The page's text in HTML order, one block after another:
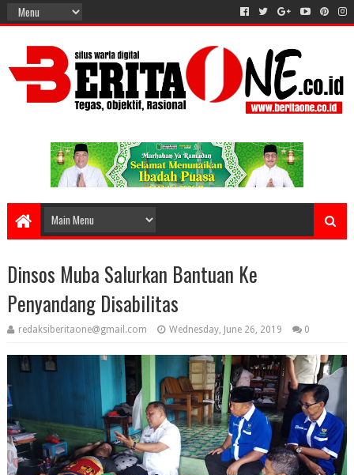
Dinsos Muba Salurkan Bantuan Ke
Penyandang Disabilitas
redaksiberitaone@gmail.com Wednesday, June 26, 2019 0